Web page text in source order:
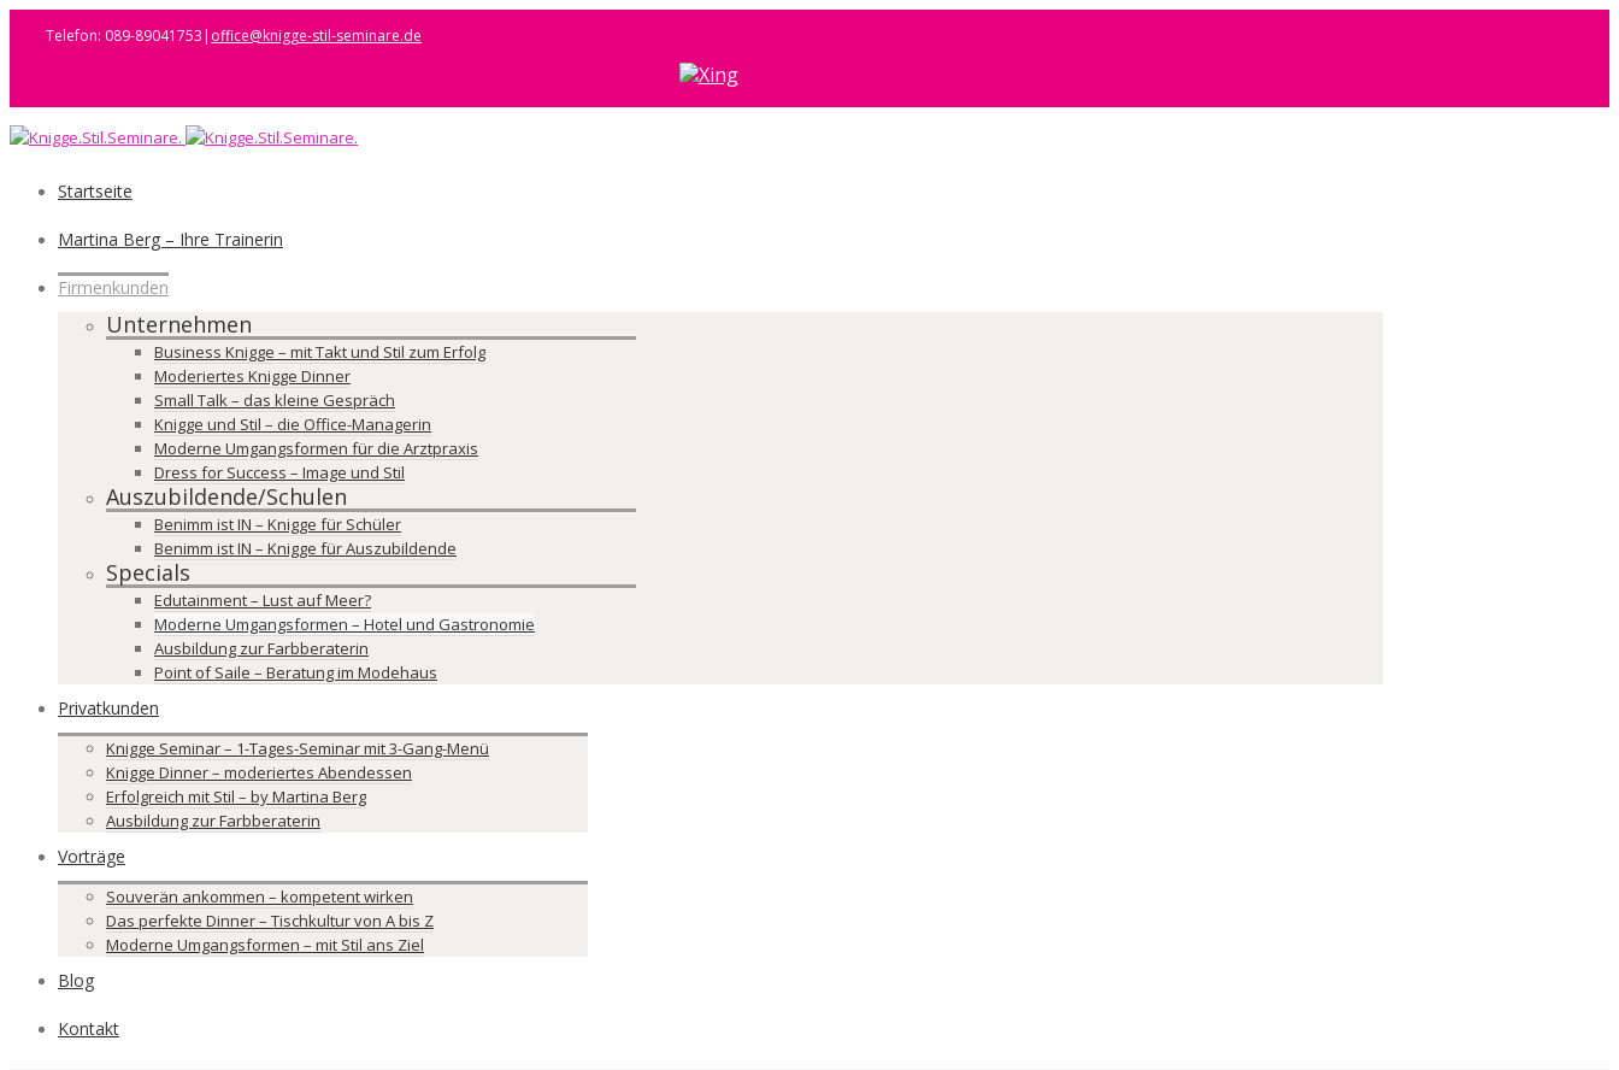
Telefon: 089-89041753| office@knigge-stil-seminare.de
Startseite
Martina Berg – Ihre Trainerin
Firmenkunden
Unternehmen
Business Knigge – mit Takt und Stil zum Erfolg
Moderiertes Knigge Dinner
Small Talk – das kleine Gespräch
Knigge und Stil – die Office-Managerin
Moderne Umgangsformen für die Arztpraxis
Dress for Success – Image und Stil
Auszubildende/Schulen
Benimm ist IN – Knigge für Schüler
Benimm ist IN – Knigge für Auszubildende
Specials
Edutainment – Lust auf Meer?
Moderne Umgangsformen – Hotel und Gastronomie
Ausbildung zur Farbberaterin
Point of Saile – Beratung im Modehaus
Privatkunden
Knigge Seminar – 1-Tages-Seminar mit 3-Gang-Menü
Knigge Dinner – moderiertes Abendessen
Erfolgreich mit Stil – by Martina Berg
Ausbildung zur Farbberaterin
Vorträge
Souverän ankommen – kompetent wirken
Das perfekte Dinner – Tischkultur von A bis Z
Moderne Umgangsformen – mit Stil ans Ziel
Blog
Kontakt